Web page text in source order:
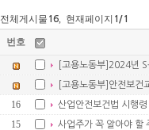
전체게시물 16, 현재페이지 1 /1
번호
[고용노동부]2024년
[고용노동부]안전보건
16 산업안전보건법 시행
15 사업주가 꼭 알아야 할